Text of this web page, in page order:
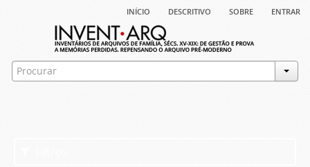
início descritivo sobre entrar